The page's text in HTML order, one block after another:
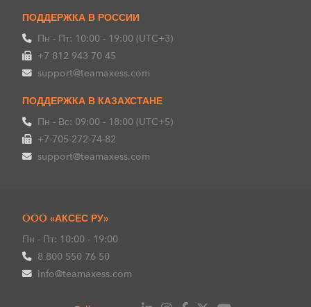
ПОДДЕРЖКА В РОССИИ
Пн - Пт: 10:00 - 19:00 (UTC+3)
+7 812 943 70 45
support@teamaxess.com
ПОДДЕРЖКА В КАЗАХСТАНЕ
Пн - Вс: 09:00 - 18:00 (UTC+5)
+7-705-272-74-82
support@teamaxess.com
OOO «АКСЕС РУ»
Пн - Пт: 10:00 - 19:00
8 800 550 76 50
info@teamaxess.com